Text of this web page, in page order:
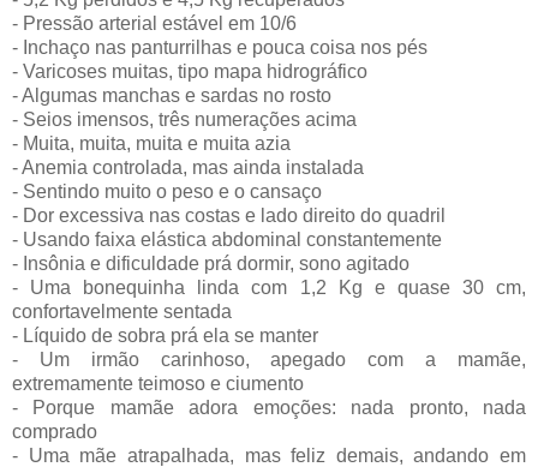
- Pressão arterial estável em 10/6
- Inchaço nas panturrilhas e pouca coisa nos pés
- Varicoses muitas, tipo mapa hidrográfico
- Algumas manchas e sardas no rosto
- Seios imensos, três numerações acima
- Muita, muita, muita e muita azia
- Anemia controlada, mas ainda instalada
- Sentindo muito o peso e o cansaço
- Dor excessiva nas costas e lado direito do quadril
- Usando faixa elástica abdominal constantemente
- Insônia e dificuldade prá dormir, sono agitado
- Uma bonequinha linda com 1,2 Kg e quase 30 cm,
confortavelmente sentada
- Líquido de sobra prá ela se manter
- Um irmão carinhoso, apegado com a mamãe,
extremamente teimoso e ciumento
- Porque mamãe adora emoções: nada pronto, nada
comprado
- Uma mãe atrapalhada, mas feliz demais, andando em